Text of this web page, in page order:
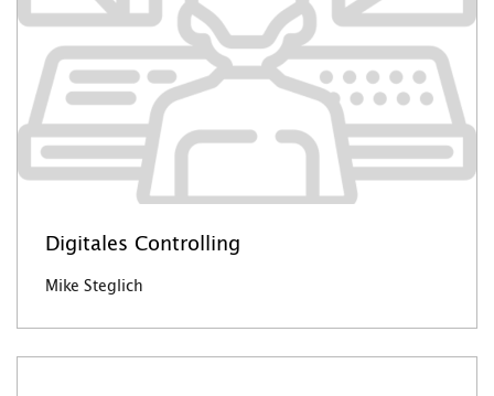
Digitales Controlling
Mike Steglich